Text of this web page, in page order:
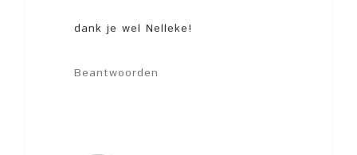
dank je wel Nelleke!
Beantwoorden